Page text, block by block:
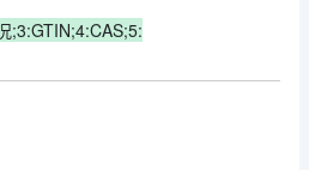
;3:GTIN;4:CAS;5: